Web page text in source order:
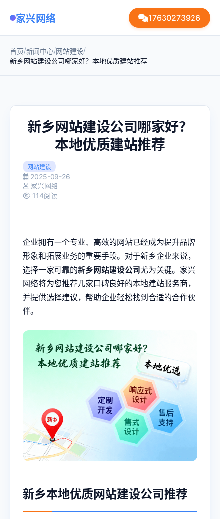
家兴网络 17630273926
首页/新闻中心/网站建设/
新乡网站建设公司哪家好？本地优质建站推荐
新乡网站建设公司哪家好？
本地优质建站推荐
网站建设
2025-09-26
家兴网络
114阅读
企业拥有一个专业、高效的网站已经成为提升品牌
形象和拓展业务的重要手段。对于新乡企业来说，
选择一家可靠的新乡网站建设公司尤为关键。家兴
网络将为您推荐几家口碑良好的本地建站服务商，
并提供选择建议，帮助企业轻松找到合适的合作伙
伴。
新乡本地优质网站建设公司推荐